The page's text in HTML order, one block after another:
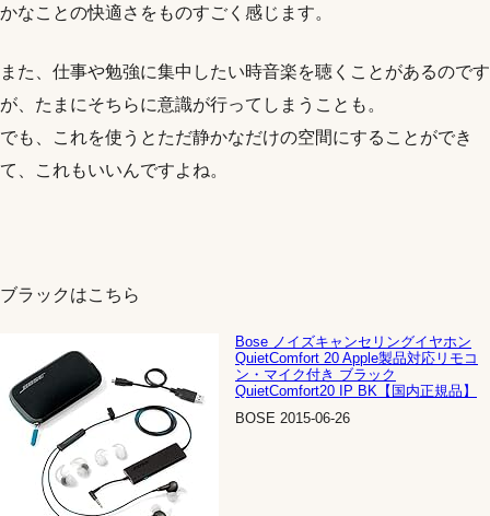
かなことの快適さをものすごく感じます。
また、仕事や勉強に集中したい時音楽を聴くことがあるのです
が、たまにそちらに意識が行ってしまうことも。
でも、これを使うとただ静かなだけの空間にすることができ
て、これもいいんですよね。
ブラックはこちら
Bose ノイズキャンセリングイヤホン
QuietComfort 20 Apple製品対応リモコ
ン・マイク付き ブラック
QuietComfort20 IP BK【国内正規品】
BOSE 2015-06-26